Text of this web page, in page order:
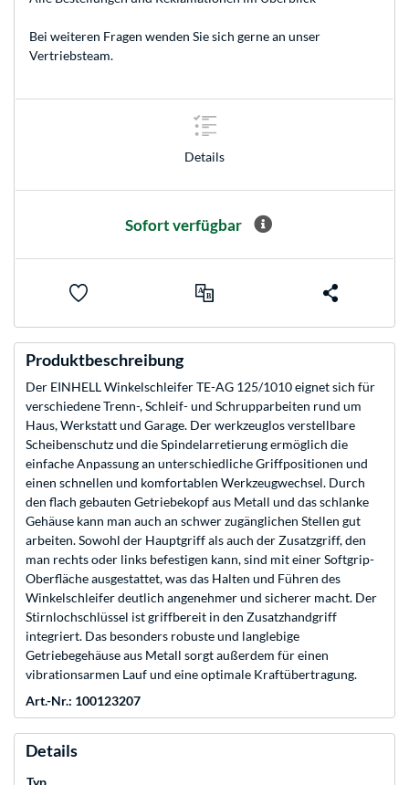
Bei weiteren Fragen wenden Sie sich gerne an unser
Vertriebsteam.
Details
Sofort verfügbar
Produktbeschreibung
Der EINHELL Winkelschleifer TE-AG 125/1010 eignet sich für
verschiedene Trenn-, Schleif- und Schrupparbeiten rund um
Haus, Werkstatt und Garage. Der werkzeuglos verstellbare
Scheibenschutz und die Spindelarretierung ermöglich die
einfache Anpassung an unterschiedliche Griffpositionen und
einen schnellen und komfortablen Werkzeugwechsel. Durch
den flach gebauten Getriebekopf aus Metall und das schlanke
Gehäuse kann man auch an schwer zugänglichen Stellen gut
arbeiten. Sowohl der Hauptgriff als auch der Zusatzgriff, den
man rechts oder links befestigen kann, sind mit einer Softgrip-
Oberfläche ausgestattet, was das Halten und Führen des
Winkelschleifer deutlich angenehmer und sicherer macht. Der
Stirnlochschlüssel ist griffbereit in den Zusatzhandgriff
integriert. Das besonders robuste und langlebige
Getriebegehäuse aus Metall sorgt außerdem für einen
vibrationsarmen Lauf und eine optimale Kraftübertragung.
Art.-Nr.: 100123207
Details
Typ